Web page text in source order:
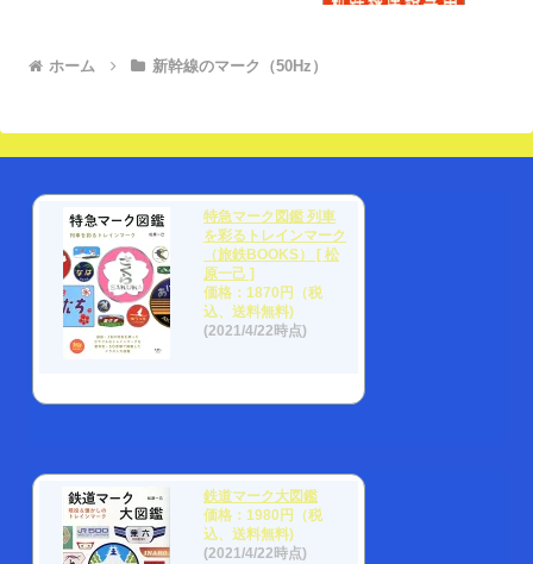
ホーム 新幹線のマーク（50Hz）
特急マーク図鑑 列車
を彩るトレインマーク
（旅鉄BOOKS） [ 松
原一己 ]
価格：1870円（税
込、送料無料)
(2021/4/22時点)
鉄道マーク大図鑑
価格：1980円（税
込、送料無料)
(2021/4/22時点)